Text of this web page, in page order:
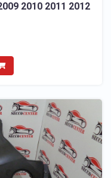
2010 2011 2012